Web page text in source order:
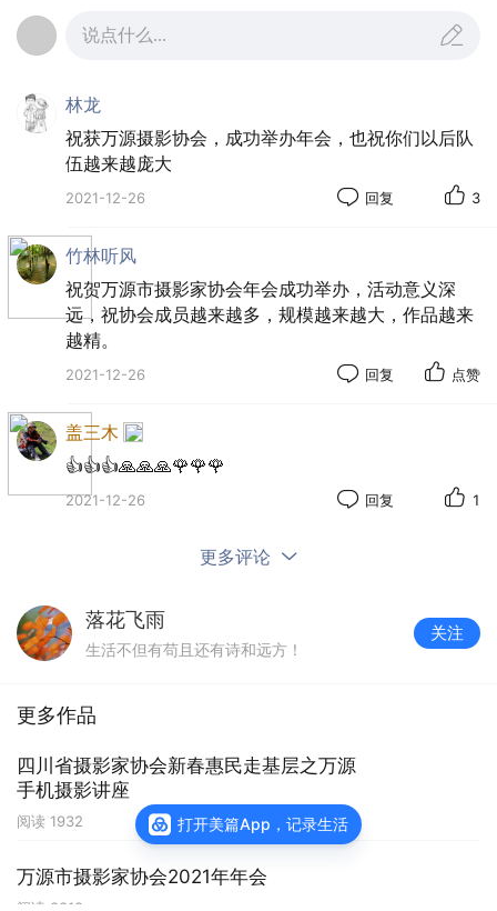
摄影～陈振波
说点什么...
林龙
祝获万源摄影协会，成功举办年会，也祝你们以后队
伍越来越庞大
2021-12-26 回复 3
竹林听风
祝贺万源市摄影家协会年会成功举办，活动意义深
远，祝协会成员越来越多，规模越来越大，作品越来
越精。
2021-12-26 回复 点赞
盖三木
👍👍👍🙏🙏🙏🌹🌹🌹
2021-12-26 回复 1
更多评论
落花飞雨
生活不但有苟且还有诗和远方！
关注
更多作品
四川省摄影家协会新春惠民走基层之万源
手机摄影讲座
阅读 1932
万源市摄影家协会2021年年会
阅读 3318
打开美篇App，记录生活